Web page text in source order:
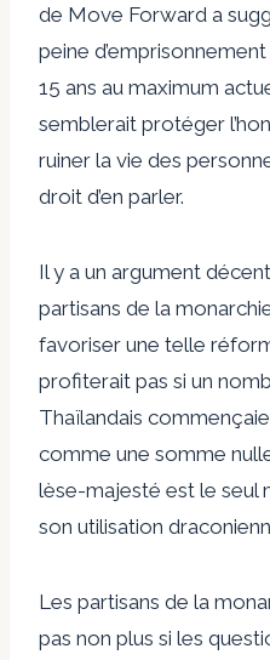
de Move Forward a
peine
15 ans au maximum
semblerait protéger
ruiner la vie des
droit d’en parler.
Il y a un argument
partisans de la
favoriser une telle
profiterait pas si un
Thaïlandais
comme une somme
lèse-majesté est le seul
son utilisation
Les partisans de la
pas non plus si les